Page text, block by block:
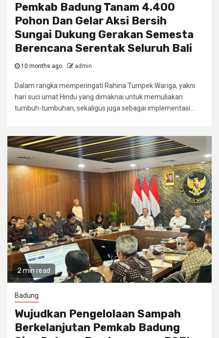
Pemkab Badung Tanam 4.400
Pohon Dan Gelar Aksi Bersih
Sungai Dukung Gerakan Semesta
Berencana Serentak Seluruh Bali
10 months ago admin
Dalam rangka memperingati Rahina Tumpek Wariga, yakni
hari suci umat Hindu yang dimaknai untuk memuliakan
tumbuh-tumbuhan, sekaligus juga sebagai implementasi...
2 min read
Badung
Wujudkan Pengelolaan Sampah
Berkelanjutan Pemkab Badung